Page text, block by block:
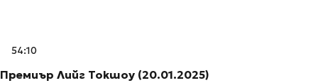
54:10
Премиър Лийг Токшоу (20.01.2025)